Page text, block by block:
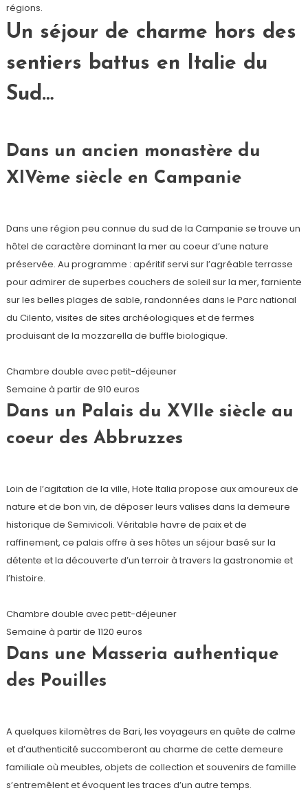
régions.
Un séjour de charme hors des
sentiers battus en Italie du
Sud…
Dans un ancien monastère du
XIVème siècle en Campanie
Dans une région peu connue du sud de la Campanie se trouve un
hôtel de caractère dominant la mer au coeur d’une nature
préservée. Au programme : apéritif servi sur l’agréable terrasse
pour admirer de superbes couchers de soleil sur la mer, farniente
sur les belles plages de sable, randonnées dans le Parc national
du Cilento, visites de sites archéologiques et de fermes
produisant de la mozzarella de buffle biologique.
Chambre double avec petit-déjeuner
Semaine à partir de 910 euros
Dans un Palais du XVIIe siècle au
coeur des Abbruzzes
Loin de l’agitation de la ville, Hote Italia propose aux amoureux de
nature et de bon vin, de déposer leurs valises dans la demeure
historique de Semivicoli. Véritable havre de paix et de
raffinement, ce palais offre à ses hôtes un séjour basé sur la
détente et la découverte d’un terroir à travers la gastronomie et
l’histoire.
Chambre double avec petit-déjeuner
Semaine à partir de 1120 euros
Dans une Masseria authentique
des Pouilles
A quelques kilomètres de Bari, les voyageurs en quête de calme
et d’authenticité succomberont au charme de cette demeure
familiale où meubles, objets de collection et souvenirs de famille
s’entremêlent et évoquent les traces d’un autre temps.